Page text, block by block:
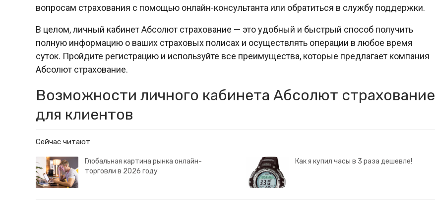
вопросам страхования с помощью онлайн-консультанта или обратиться в службу поддержки.
В целом, личный кабинет Абсолют страхование — это удобный и быстрый способ получить
полную информацию о ваших страховых полисах и осуществлять операции в любое время
суток. Пройдите регистрацию и используйте все преимущества, которые предлагает компания
Абсолют страхование.
Возможности личного кабинета Абсолют страхование
для клиентов
Сейчас читают
Глобальная картина рынка онлайн-
торговли в 2026 году
Как я купил часы в 3 раза дешевле!